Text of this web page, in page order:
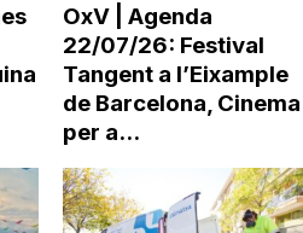
OxV | Agenda
22/07/26: Festival
Tangent a l’Eixample
de Barcelona, Cinema
per a...